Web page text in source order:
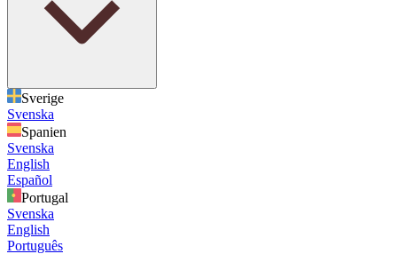
Sverige
Svenska
Spanien
Svenska
English
Español
Portugal
Svenska
English
Português